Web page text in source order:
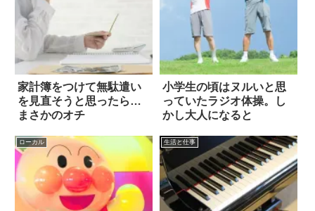
家計簿をつけて無駄遣い
を見直そうと思ったら…
まさかのオチ
小学生の頃はヌルいと思
っていたラジオ体操。し
かし大人になると
ローカル 生活と仕事